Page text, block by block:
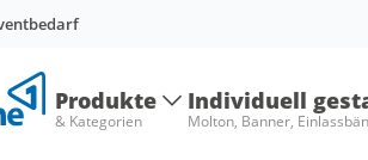
Produkte
& Kategorien
Individuell
Molton, Banner,